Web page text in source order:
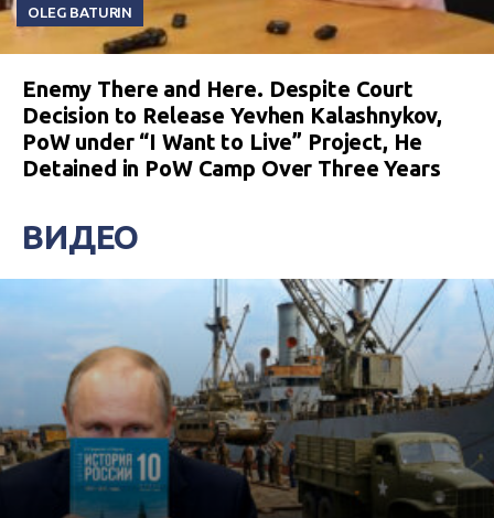
OLEG BATURIN
Enemy There and Here. Despite Court
Decision to Release Yevhen Kalashnykov,
PoW under “I Want to Live” Project, He
Detained in PoW Camp Over Three Years
ВИДЕО